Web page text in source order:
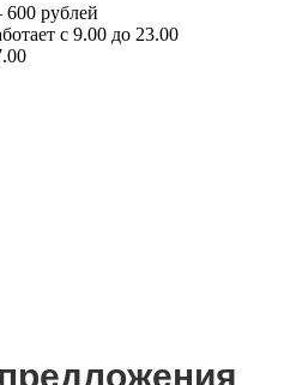
рублей
с 9.00 до 23.00